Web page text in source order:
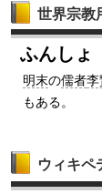
世界宗教
ふんしょ
明末の儒者李
もある。
ウィキペ